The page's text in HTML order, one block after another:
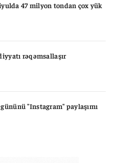
47 milyon tondan çox yük
rəqəmsallaşır
"Instagram" paylaşımı